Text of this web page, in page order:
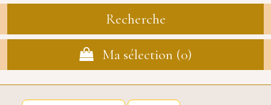
Recherche
Ma sélection (0)